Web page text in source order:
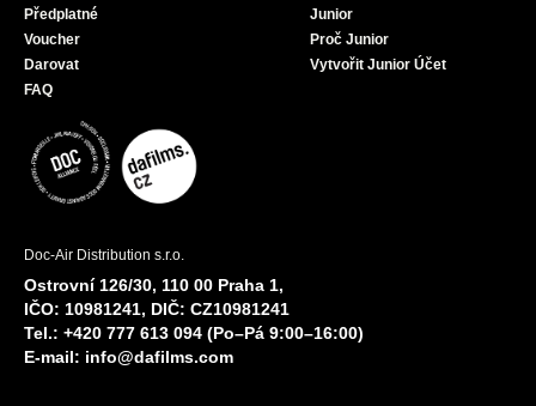
Předplatné
Voucher
Darovat
FAQ
Junior
Proč Junior
Vytvořit Junior Účet
Doc-Air Distribution s.r.o.
Ostrovní 126/30, 110 00 Praha 1,
IČO: 10981241, DIČ: CZ10981241
Tel.: +420 777 613 094 (Po–Pá 9:00–16:00)
E-mail: info@dafilms.com